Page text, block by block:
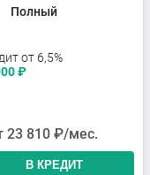
Полный
от 6,5%
₽
23 810 ₽/мес.
В КРЕДИТ